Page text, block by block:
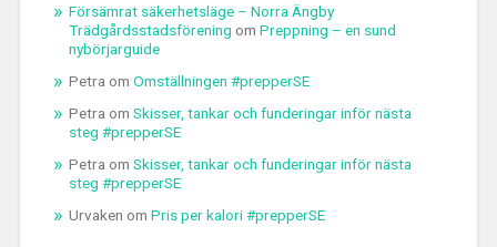
Försämrat säkerhetsläge – Norra Ängby
Trädgårdsstadsförening om Preppning – en sund
nybörjarguide
Petra om Omställningen #prepperSE
Petra om Skisser, tankar och funderingar inför nästa
steg #prepperSE
Petra om Skisser, tankar och funderingar inför nästa
steg #prepperSE
Urvaken om Pris per kalori #prepperSE